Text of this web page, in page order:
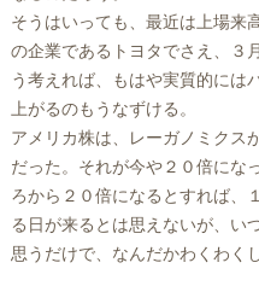
そうはいっても、最近は上場来
の企業であるトヨタでさえ、３
う考えれば、もはや実質的には
上がるのもうなずける。
アメリカ株は、レーガノミクス
だった。それが今や２０倍にな
ろから２０倍になるとすれば、
る日が来るとは思えないが、い
思うだけで、なんだかわくわく